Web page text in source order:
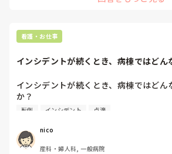
を感じています。
また、人見知りな性格もあって、研修で
習するために先輩へお願いすることが「
思ってしまい、なかなか声をかけること
点については、自分自身でも改善しなけ
ています。
術の練習状況について聞かれることはほ
「今のうちに練習した方がいいよ」と言
です。ただ、勤務的にプリセプターと同じ
れないので、プリセプターを中心に教えた
すが、みんなで１年生を教えるみたいなか
何に悩んでいるのか、どんな技術が苦手
プリセプターが自分の役割を分かっていな
ん。
ティーになっていること挨拶にいきました
今は８月なので、パンダコパンダさんの状
看護・お仕事
インシデントが続くとき、病棟ではどん
インシデントが続くとき、病棟ではどん
か？
内服間違いや、転倒、点滴の自己抜去な
皆さんの職場では、効果があった取り組
か？
転倒 インシデント 点滴
nico
産科・婦人科, 一般病院